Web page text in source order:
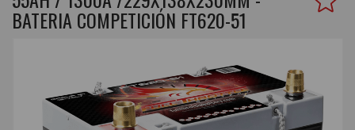
BATERIA COMPETICIÓN FT620-51